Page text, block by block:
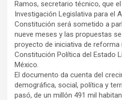
Ramos, secretario técnico, que
Investigación Legislativa para el
Constitución será sometido a
nueve meses y las propuestas
proyecto de iniciativa de reforma
Constitución Política del Estado
México.
El documento da cuenta del
demográfica, social, política y
pasó, de un millón 491 mil